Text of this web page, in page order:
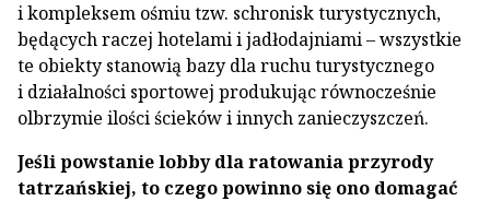
i kompleksem ośmiu tzw. schronisk turystycznych,
będących raczej hotelami i jadłodajniami – wszystkie
te obiekty stanowią bazy dla ruchu turystycznego
i działalności sportowej produkując równocześnie
olbrzymie ilości ścieków i innych zanieczyszczeń.
Jeśli powstanie lobby dla ratowania przyrody
tatrzańskiej, to czego powinno się ono domagać